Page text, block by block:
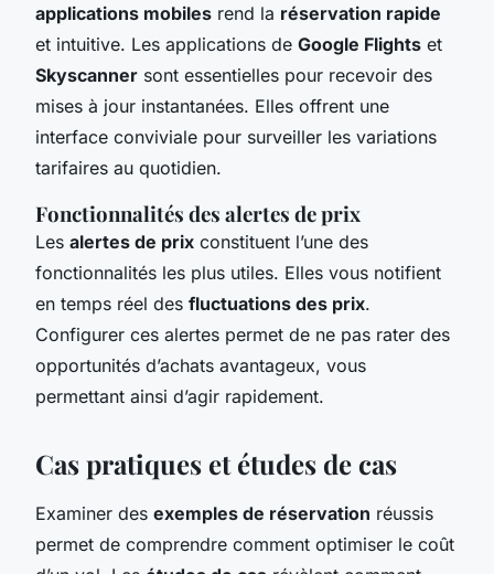
applications mobiles rend la réservation rapide
et intuitive. Les applications de Google Flights et
Skyscanner sont essentielles pour recevoir des
mises à jour instantanées. Elles offrent une
interface conviviale pour surveiller les variations
tarifaires au quotidien.
Fonctionnalités des alertes de prix
Les alertes de prix constituent l’une des
fonctionnalités les plus utiles. Elles vous notifient
en temps réel des fluctuations des prix.
Configurer ces alertes permet de ne pas rater des
opportunités d’achats avantageux, vous
permettant ainsi d’agir rapidement.
Cas pratiques et études de cas
Examiner des exemples de réservation réussis
permet de comprendre comment optimiser le coût